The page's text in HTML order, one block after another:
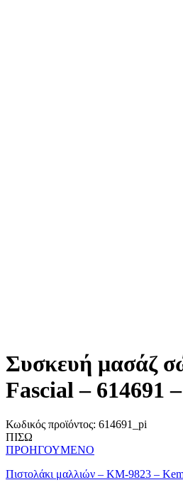
Συσκευή μασάζ
Fascial – 614691
Κωδικός προϊόντος: 614691_pi
ΠΙΣΩ
ΠΡΟΗΓΟΥΜΕΝΟ
Πιστολάκι μαλλιών – KM-9823 –